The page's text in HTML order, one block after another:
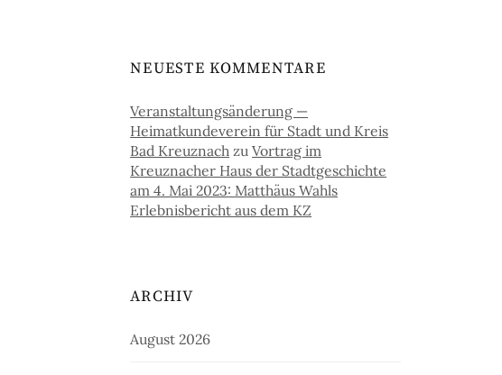
NEUESTE KOMMENTARE
Veranstaltungsänderung —
Heimatkundeverein für Stadt und Kreis
Bad Kreuznach zuVortrag im
Kreuznacher Haus der Stadtgeschichte
am 4. Mai 2023: Matthäus Wahls
Erlebnisbericht aus dem KZ
ARCHIV
August 2026